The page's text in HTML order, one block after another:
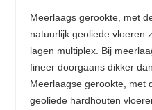
Meerlaags gerookte, met
natuurlijk geoliede vloeren
lagen multiplex. Bij
fineer doorgaans dikker
Meerlaagse gerookte, met
geoliede hardhouten